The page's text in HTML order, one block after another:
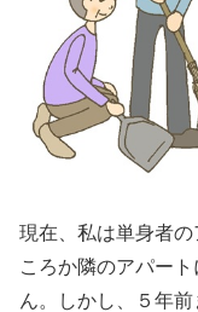
現在、私は単身者
ころか隣のアパー
ん。しかし、５年